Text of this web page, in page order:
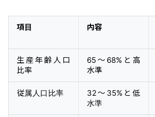
項目 内容
生産年齢人口
比率
65〜68%と高
水準
従属人口比率
32〜35%と低
水準